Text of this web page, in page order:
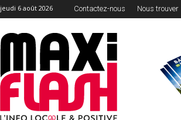
jeudi 6 août 2026 Contactez-nous Nous trouver